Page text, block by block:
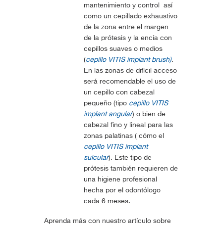
mantenimiento y control
así
como un cepillado exhaustivo
de la zona entre el margen
de la prótesis y la encía con
cepillos suaves o medios
(cepillo VITIS implant brush).
En las zonas de difícil acceso
será recomendable el uso de
un cepillo con cabezal
pequeño (tipo cepillo VITIS
implant angular) o bien de
cabezal fino y lineal para las
zonas palatinas ( cómo el
cepillo VITIS implant
sulcular). Este tipo de
prótesis también requieren de
una higiene profesional
hecha por el odontólogo
cada 6 meses.
Aprenda más con nuestro artículo sobre